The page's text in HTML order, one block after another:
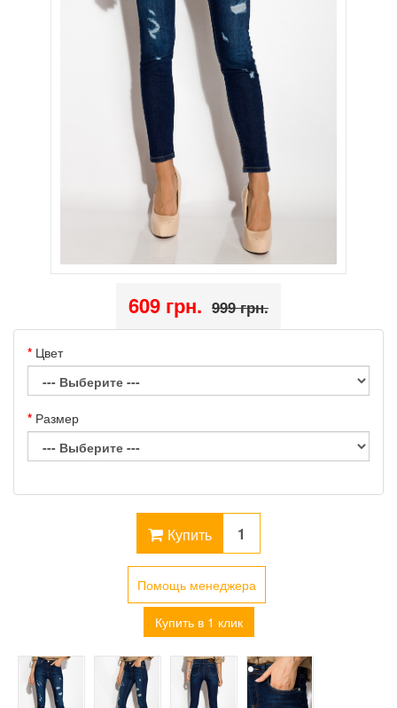
609 грн. 999 грн.
Цвет
Размер
Купить
Помощь менеджера
Купить в 1 клик